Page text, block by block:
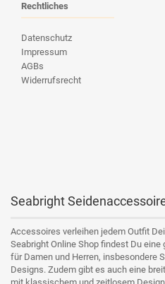
Rechtliches
Datenschutz
Impressum
AGBs
Widerrufsrecht
Seabright
Accessoires verleihen jedem Outfit
Seabright Online Shop findest Du
für Damen und Herren, insbesondere
Designs. Zudem gibt es auch eine